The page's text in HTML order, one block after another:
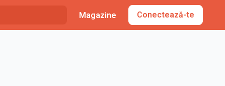
Magazine Conectează-te